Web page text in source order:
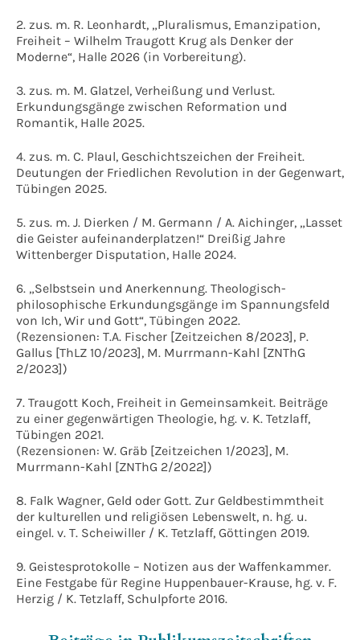
2. zus. m. R. Leonhardt, „Pluralismus, Emanzipation,
Freiheit – Wilhelm Traugott Krug als Denker der
Moderne“, Halle 2026 (in Vorbereitung).
3. zus. m. M. Glatzel, Verheißung und Verlust.
Erkundungsgänge zwischen Reformation und
Romantik, Halle 2025.
4. zus. m. C. Plaul, Geschichtszeichen der Freiheit.
Deutungen der Friedlichen Revolution in der Gegenwart,
Tübingen 2025.
5. zus. m. J. Dierken / M. Germann / A. Aichinger, „Lasset
die Geister aufeinanderplatzen!“ Dreißig Jahre
Wittenberger Disputation, Halle 2024.
6. „Selbstsein und Anerkennung. Theologisch-
philosophische Erkundungsgänge im Spannungsfeld
von Ich, Wir und Gott“, Tübingen 2022.
(Rezensionen: T.A. Fischer [Zeitzeichen 8/2023], P.
Gallus [ThLZ 10/2023], M. Murrmann-Kahl [ZNThG
2/2023])
7. Traugott Koch, Freiheit in Gemeinsamkeit. Beiträge
zu einer gegenwärtigen Theologie, hg. v. K. Tetzlaff,
Tübingen 2021.
(Rezensionen: W. Gräb [Zeitzeichen 1/2023], M.
Murrmann-Kahl [ZNThG 2/2022])
8. Falk Wagner, Geld oder Gott. Zur Geldbestimmtheit
der kulturellen und religiösen Lebenswelt, n. hg. u.
eingel. v. T. Scheiwiller / K. Tetzlaff, Göttingen 2019.
9. Geistesprotokolle – Notizen aus der Waffenkammer.
Eine Festgabe für Regine Huppenbauer-Krause, hg. v. F.
Herzig / K. Tetzlaff, Schulpforte 2016.